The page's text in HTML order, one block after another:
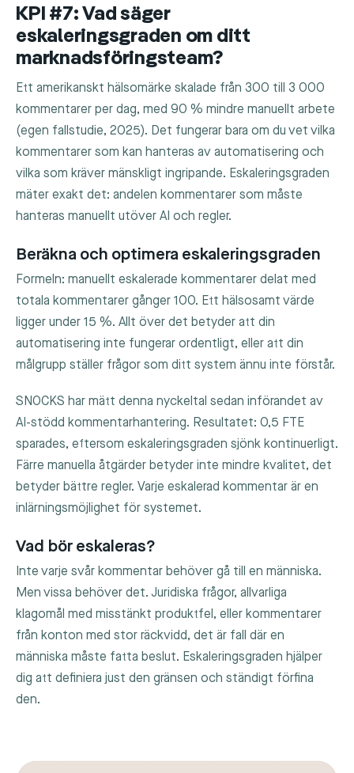
KPI #7: Vad säger
eskaleringsgraden om ditt
marknadsföringsteam?
Ett amerikanskt hälsomärke skalade från 300 till 3 000
kommentarer per dag, med 90 % mindre manuellt arbete
(egen fallstudie, 2025). Det fungerar bara om du vet vilka
kommentarer som kan hanteras av automatisering och
vilka som kräver mänskligt ingripande. Eskaleringsgraden
mäter exakt det: andelen kommentarer som måste
hanteras manuellt utöver AI och regler.
Beräkna och optimera eskaleringsgraden
Formeln: manuellt eskalerade kommentarer delat med
totala kommentarer gånger 100. Ett hälsosamt värde
ligger under 15 %. Allt över det betyder att din
automatisering inte fungerar ordentligt, eller att din
målgrupp ställer frågor som ditt system ännu inte förstår.
SNOCKS har mätt denna nyckeltal sedan införandet av
AI-stödd kommentarhantering. Resultatet: 0,5 FTE
sparades, eftersom eskaleringsgraden sjönk kontinuerligt.
Färre manuella åtgärder betyder inte mindre kvalitet, det
betyder bättre regler. Varje eskalerad kommentar är en
inlärningsmöjlighet för systemet.
Vad bör eskaleras?
Inte varje svår kommentar behöver gå till en människa.
Men vissa behöver det. Juridiska frågor, allvarliga
klagomål med misstänkt produktfel, eller kommentarer
från konton med stor räckvidd, det är fall där en
människa måste fatta beslut. Eskaleringsgraden hjälper
dig att definiera just den gränsen och ständigt förfina
den.